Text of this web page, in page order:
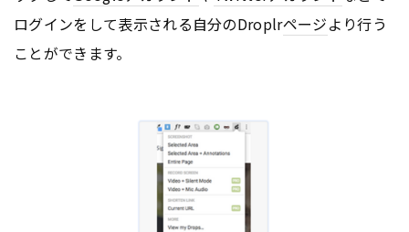
ログインをして表示される自分のDroplrページより行う
ことができます。